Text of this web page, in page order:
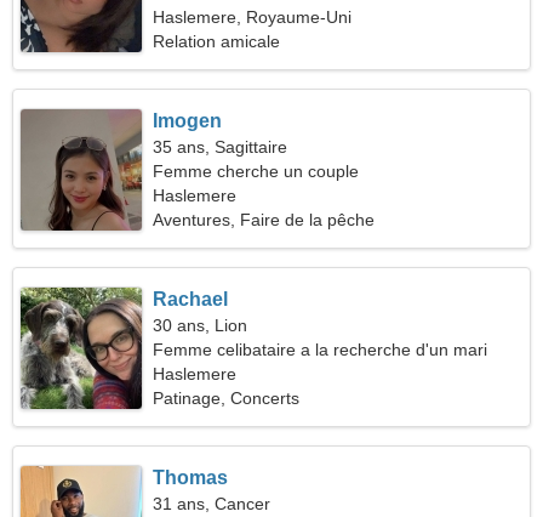
Haslemere, Royaume-Uni
Relation amicale
Imogen
35 ans, Sagittaire
Femme cherche un couple
Haslemere
Aventures, Faire de la pêche
Rachael
30 ans, Lion
Femme celibataire a la recherche d'un mari
Haslemere
Patinage, Concerts
Thomas
31 ans, Cancer